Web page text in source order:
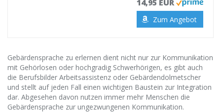
14,95 EUR
Zum Angebot
Gebärdensprache zu erlernen dient nicht nur zur Kommunikation
mit Gehörlosen oder hochgradig Schwerhörigen, es gibt auch
die Berufsbilder Arbeitsassistenz oder Gebärdendolmetscher
und stellt auf jeden Fall einen wichtigen Baustein zur Integration
dar. Abgesehen davon nutzen immer mehr Menschen die
Gebärdensprache zur ungezwungenen Kommunikation.